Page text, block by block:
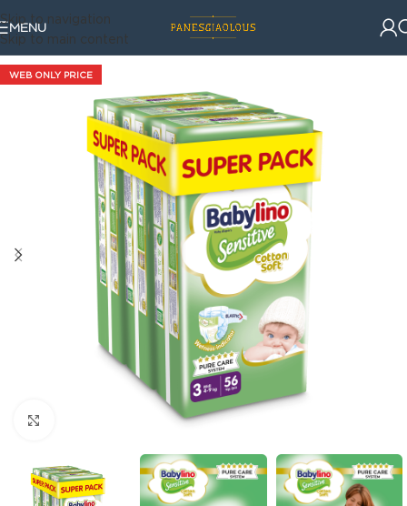
Skip to navigation
Skip to main content
MENU
WEB ONLY PRICE